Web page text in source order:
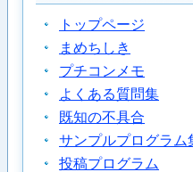
トップページ
まめちしき
プチコンメモ
よくある質問集
既知の不具合
サンプルプログラム
投稿プログラム